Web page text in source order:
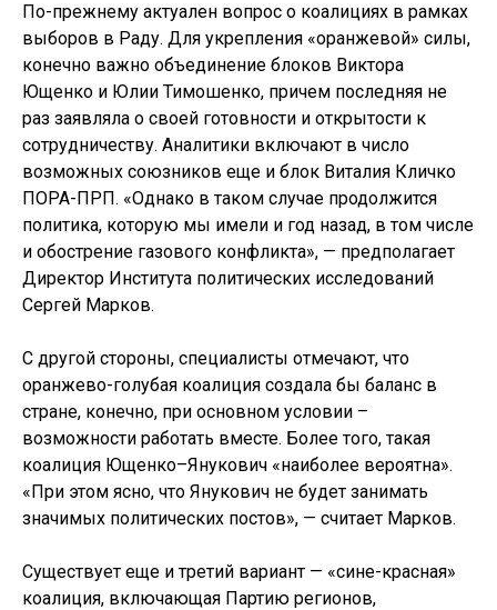
По-прежнему актуален вопрос о коалициях в рамках
выборов в Раду. Для укрепления «оранжевой» силы,
конечно важно объединение блоков Виктора
Ющенко и Юлии Тимошенко, причем последняя не
раз заявляла о своей готовности и открытости к
сотрудничеству. Аналитики включают в число
возможных союзников еще и блок Виталия Кличко
ПОРА-ПРП. «Однако в таком случае продолжится
политика, которую мы имели и год назад, в том числе
и обострение газового конфликта», — предполагает
Директор Института политических исследований
Сергей Марков.
С другой стороны, специалисты отмечают, что
оранжево-голубая коалиция создала бы баланс в
стране, конечно, при основном условии –
возможности работать вместе. Более того, такая
коалиция Ющенко–Янукович «наиболее вероятна».
«При этом ясно, что Янукович не будет занимать
значимых политических постов», — считает Марков.
Существует еще и третий вариант — «сине-красная»
коалиция, включающая Партию регионов,